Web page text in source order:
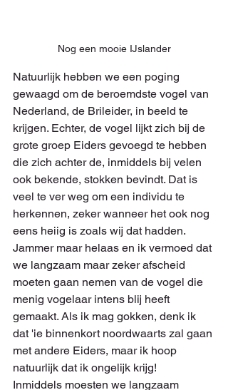
Nog een mooie IJslander
Natuurlijk hebben we een poging
gewaagd om de beroemdste vogel van
Nederland, de Brileider, in beeld te
krijgen. Echter, de vogel lijkt zich bij de
grote groep Eiders gevoegd te hebben
die zich achter de, inmiddels bij velen
ook bekende, stokken bevindt. Dat is
veel te ver weg om een individu te
herkennen, zeker wanneer het ook nog
eens heiig is zoals wij dat hadden.
Jammer maar helaas en ik vermoed dat
we langzaam maar zeker afscheid
moeten gaan nemen van de vogel die
menig vogelaar intens blij heeft
gemaakt. Als ik mag gokken, denk ik
dat 'ie binnenkort noordwaarts zal gaan
met andere Eiders, maar ik hoop
natuurlijk dat ik ongelijk krijg!
Inmiddels moesten we langzaam